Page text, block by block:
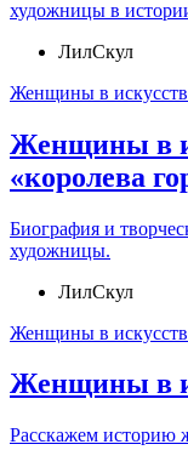
художницы в
ЛилСкул
Женщины в
Женщины в
«королева
Биография и
художницы.
ЛилСкул
Женщины в
Женщины в
Расскажем историю